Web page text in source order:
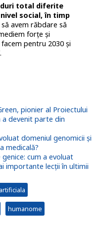
total diferite
social, în timp
avem răbdare să
forțe și
pentru 2030 și
pionier al Proiectului
a devenit parte din
domeniul genomicii și
medicală?
cum a evoluat
importante lecții în ultimii
humanome